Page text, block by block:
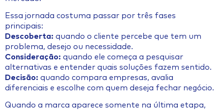
Essa jornada costuma passar por três fases
principais:
Descoberta: quando o cliente percebe que tem um
problema, desejo ou necessidade.
Consideração: quando ele começa a pesquisar
alternativas e entender quais soluções fazem sentido.
Decisão: quando compara empresas, avalia
diferenciais e escolhe com quem deseja fechar negócio.
Quando a marca aparece somente na última etapa,